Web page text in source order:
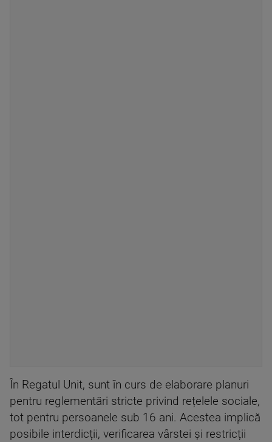
În Regatul Unit, sunt în curs de elaborare planuri
pentru reglementări stricte privind rețelele sociale,
tot pentru persoanele sub 16 ani. Acestea implică
posibile interdicții, verificarea vârstei și restricții